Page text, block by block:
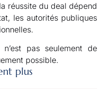
réussite du deal dépend
les autorités publiques
pas seulement de
possible.
plus